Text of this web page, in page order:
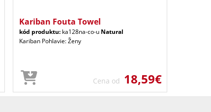
Kariban Fouta Towel
kód produktu: ka128na-co-u Natural
Kariban Pohlavie: Ženy
Cena od 18,59€